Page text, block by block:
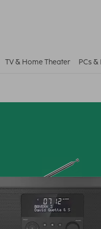
TV & Home Theater PCs